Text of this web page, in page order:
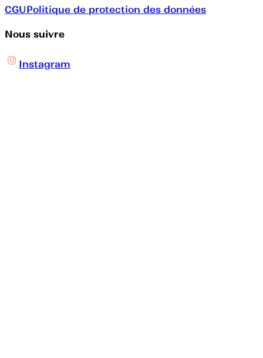
CGUPolitique de protection des données
Nous suivre
Instagram